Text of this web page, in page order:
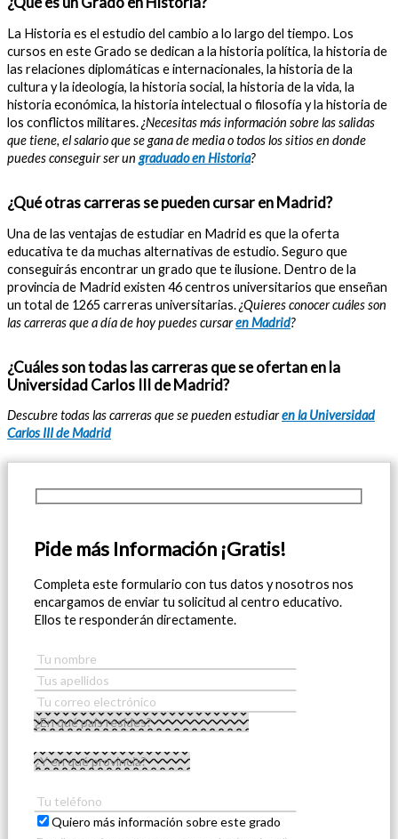
La Historia es el estudio del cambio a lo largo del tiempo. Los
cursos en este Grado se dedican a la historia política, la historia de
las relaciones diplomáticas e internacionales, la historia de la
cultura y la ideología, la historia social, la historia de la vida, la
historia económica, la historia intelectual o filosofía y la historia de
los conflictos militares.¿Necesitas más información sobre las salidas
que tiene, el salario que se gana de media o todos los sitios en donde
puedes conseguir ser un graduado en Historia?
¿Qué otras carreras se pueden cursar en Madrid?
Una de las ventajas de estudiar en Madrid es que la oferta
educativa te da muchas alternativas de estudio. Seguro que
conseguirás encontrar un grado que te ilusione. Dentro de la
provincia de Madrid existen 46 centros universitarios que enseñan
un total de 1265 carreras universitarias.¿Quieres conocer cuáles son
las carreras que a día de hoy puedes cursaren Madrid?
¿Cuáles son todas las carreras que se ofertan en la
Universidad Carlos III de Madrid?
Descubre todas las carreras que se pueden estudiaren la Universidad
Carlos III de Madrid
Pide más Información ¡Gratis!
Completa este formulario con tus datos y nosotros nos
encargamos de enviar tu solicitud al centro educativo.
Ellos te responderán directamente.
Quiero más información sobre este grado